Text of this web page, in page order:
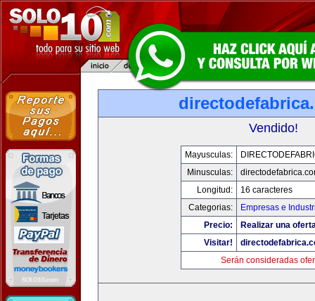
Vendido!
Mayusculas:
Minusculas:
Longitud:
16 caracteres
Categorias:
Empresas e
Precio:
Realizar una
Visitar!
Serán consideradas